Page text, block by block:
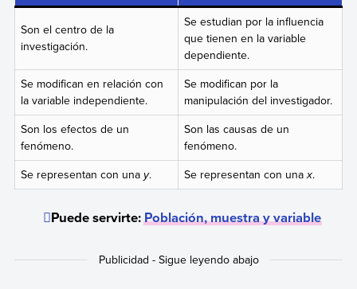
Son el centro de la
investigación.
Se estudian por la influencia
que tienen en la variable
dependiente.
Se modifican en relación con
la variable independiente.
Se modifican por la
manipulación del investigador.
Son los efectos de un
fenómeno.
Son las causas de un
fenómeno.
Se representan con una y. Se representan con unax.
Puede servirte:Población, muestra y variable